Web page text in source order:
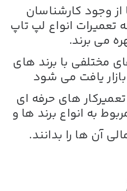
وجود کارشناسان
انواع لپ تاپ
می برند.
مختلفی با برند های
یافت می شود
های حرفه ای
به انواع برند ها و
آن ها را بدانند.